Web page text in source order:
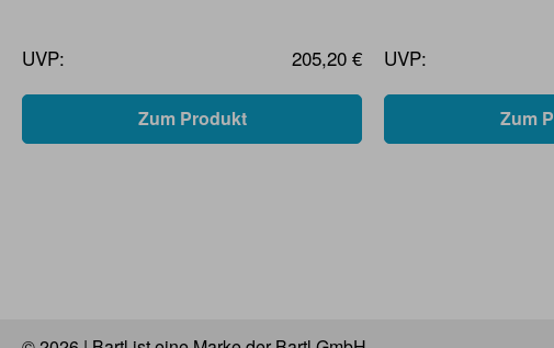
UVP: 205,20 €
Zum Produkt
UVP:
Zum